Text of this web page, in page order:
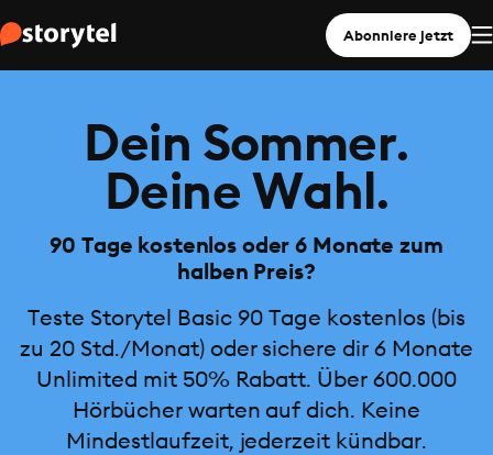
Abonniere jetzt
Dein Sommer.
Deine Wahl.
90 Tage kostenlos oder 6 Monate zum
halben Preis?
Teste Storytel Basic 90 Tage kostenlos (bis
zu 20 Std./Monat) oder sichere dir 6 Monate
Unlimited mit 50% Rabatt. Über 600.000
Hörbücher warten auf dich. Keine
Mindestlaufzeit, jederzeit kündbar.